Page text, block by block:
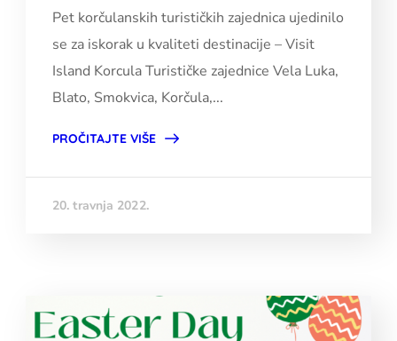
Pet korčulanskih turističkih zajednica ujedinilo
se za iskorak u kvaliteti destinacije – Visit
Island Korcula Turističke zajednice Vela Luka,
Blato, Smokvica, Korčula,...
PROČITAJTE VIŠE
20. travnja 2022.